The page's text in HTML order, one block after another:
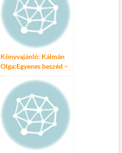
Könyvajánló: Kálmán
Olga:Egyenes beszéd –